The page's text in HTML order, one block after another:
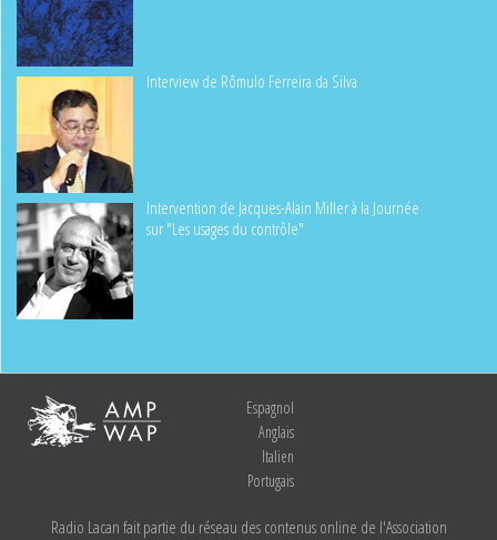
Interview de Rômulo Ferreira da Silva
Intervention de Jacques-Alain Miller à la Journée
sur "Les usages du contrôle"
Espagnol
Anglais
Italien
Portugais
Radio Lacan fait partie du réseau des contenus online de l'Association